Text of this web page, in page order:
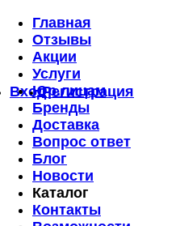
Главная
Отзывы
Акции
Услуги
Юр.лицам
Бренды
Доставка
Вопрос ответ
Блог
Новости
Каталог
Контакты
ВходРегистрация